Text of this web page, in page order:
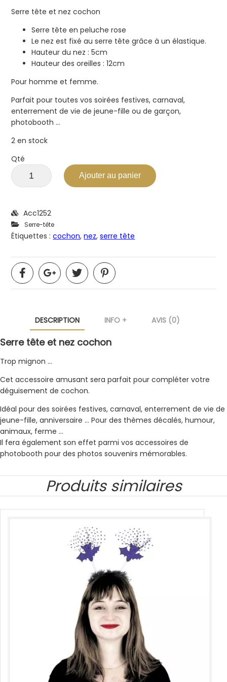
Serre tête et nez cochon
Serre tête en peluche rose
Le nez est fixé au serre tête grâce à un élastique.
Hauteur du nez : 5cm
Hauteur des oreilles : 12cm
Pour homme et femme.
Parfait pour toutes vos soirées festives, carnaval,
enterrement de vie de jeune-fille ou de garçon,
photobooth …
2 en stock
Qté
Ajouter au panier
Acc1252
Serre-tête
Étiquettes :cochon,nez,serre tête
DESCRIPTION INFO + AVIS (0)
Serre tête et nez cochon
Trop mignon …
Cet accessoire amusant sera parfait pour compléter votre
déguisement de cochon.
Idéal pour des soirées festives, carnaval, enterrement de vie de
jeune-fille, anniversaire … Pour des thèmes décalés, humour,
animaux, ferme …
Il fera également son effet parmi vos accessoires de
photobooth pour des photos souvenirs mémorables.
Produits similaires